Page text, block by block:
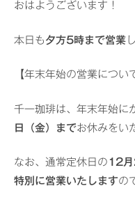
おはようございます！
本日も 夕方5時まで営業
【年末年始の営業につい
千一珈琲は、年末年始に
日（金）までお休みをい
なお、通常定休日の 12月
特別に営業いたしますの